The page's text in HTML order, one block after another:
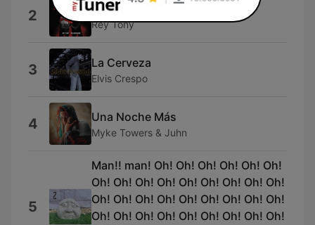
2 Hoy
Rey Tony
3 La Cerveza
Elvis Crespo
4 Una Noche Más
Myke Towers & Juhn
5
Man!! man! Oh! Oh! Oh! Oh! Oh! Oh!
Oh! Oh! Oh! Oh! Oh! Oh! Oh! Oh! Oh!
Oh! Oh! Oh! Oh! Oh! Oh! Oh! Oh! Oh!
Oh! Oh! Oh! Oh! Oh! Oh! Oh! Oh! Oh!